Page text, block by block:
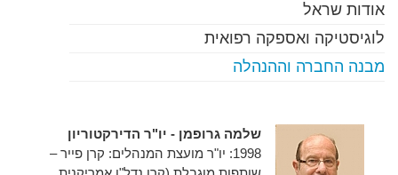
אודות שראל
לוגיסטיקה ואספקה רפואית
מבנה החברה וההנהלה
שלמה גרופמן - יו"ר הדירקטוריון
1998: יו"ר מועצת המנהלים:
קרן פייר –